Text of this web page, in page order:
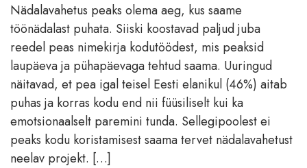
Nädalavahetus peaks olema aeg, kus saame
töönädalast puhata. Siiski koostavad paljud juba
reedel peas nimekirja kodutöödest, mis peaksid
laupäeva ja pühapäevaga tehtud saama. Uuringud
näitavad, et pea igal teisel Eesti elanikul (46%) aitab
puhas ja korras kodu end nii füüsiliselt kui ka
emotsionaalselt paremini tunda. Sellegipoolest ei
peaks kodu koristamisest saama tervet nädalavahetust
neelav projekt. […]